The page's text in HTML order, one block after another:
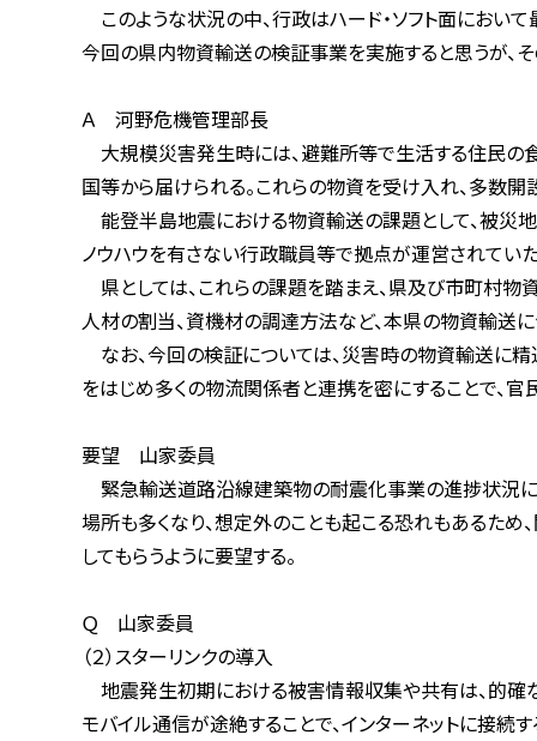
このような状況の中、行政はハード・ソフト面において最
今回の県内物資輸送の検証事業を実施すると思うが、そ
Ａ 河野危機管理部長
大規模災害発生時には、避難所等で生活する住民の食
国等から届けられる。これらの物資を受け入れ、多数開
能登半島地震における物資輸送の課題として、被災地内
ノウハウを有さない行政職員等で拠点が運営されていた
県としては、これらの課題を踏まえ、県及び市町村物資
人材の割当、資機材の調達方法など、本県の物資輸送に
なお、今回の検証については、災害時の物資輸送に精通
をはじめ多くの物流関係者と連携を密にすることで、官
要望 山家委員
緊急輸送道路沿線建築物の耐震化事業の進捗状況にも
場所も多くなり、想定外のことも起こる恐れもあるため、
してもらうように要望する。
Ｑ 山家委員
（２）スターリンクの導入
地震発生初期における被害情報収集や共有は、的確な
モバイル通信が途絶することで、インターネットに接続す